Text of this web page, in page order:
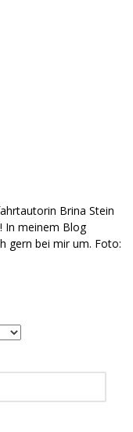
Brina Stein
In meinem Blog
gern bei mir um. Foto: